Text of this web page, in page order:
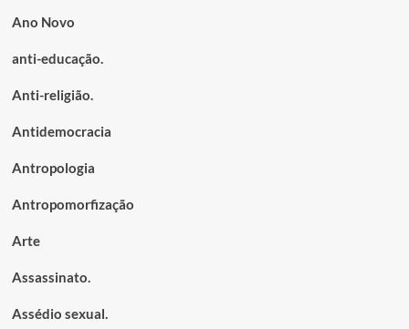
Ano Novo
anti-educação.
Anti-religião.
Antidemocracia
Antropologia
Antropomorfização
Arte
Assassinato.
Assédio sexual.